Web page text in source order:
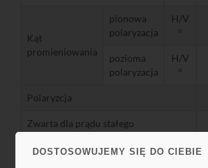
DOSTOSOWUJEMY SIĘ DO CIEBIE
Kąt
promieniowania
pionowa
polaryzacja
H/V
°
pozioma
polaryzacja
H/V
°
Polaryzcja
Zwarta dla prądu stałego
VSWR